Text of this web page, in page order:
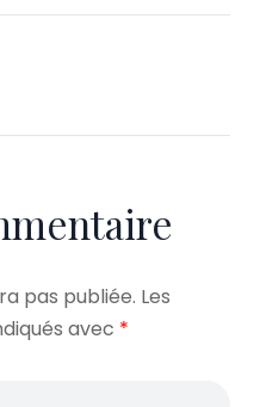
pas publiée. Les
avec *